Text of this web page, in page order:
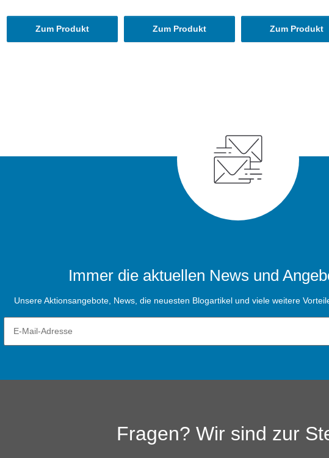
Zum Produkt Zum Produkt Zum Produkt
Immer die aktuellen News und
Unsere Aktionsangebote, News, die neuesten Blogartikel und viele weitere
Fragen? Wir sind zur